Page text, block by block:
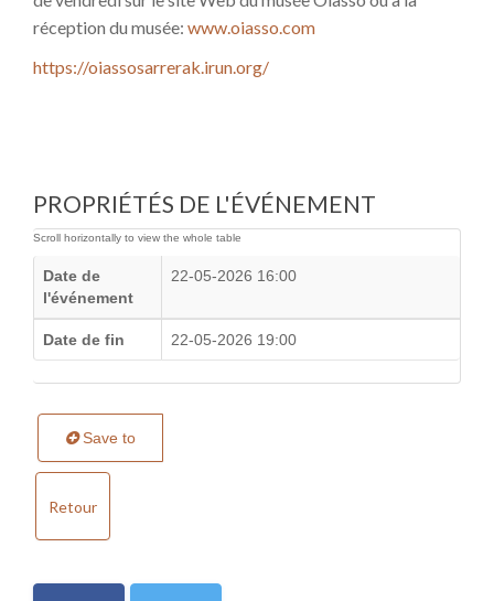
réception du musée: www.oiasso.com
https://oiassosarrerak.irun.org/
PROPRIÉTÉS DE L'ÉVÉNEMENT
Date de
l'événement
22-05-2026 16:00
Date de fin 22-05-2026 19:00
Save to
Retour